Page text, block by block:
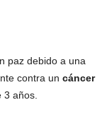
paz debido a una
contra un cáncer
años.